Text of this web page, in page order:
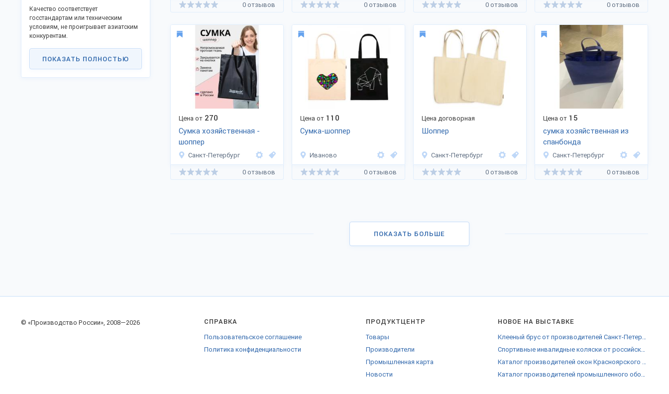
0 отзывов 0 отзывов 0 отзывов 0 отзывов
Цена от 270
Сумка хозяйственная -
шоппер
Санкт-Петербург
0 отзывов
Цена от 110
Сумка-шоппер
Иваново
0 отзывов
Цена договорная
Шоппер
Санкт-Петербург
0 отзывов
Цена от 15
сумка хозяйственная из
спанбонда
Санкт-Петербург
0 отзывов
ПОКАЗАТЬ БОЛЬШЕ
Качество соответствует
госстандартам или техническим
условиям, не проигрывает азиатским
конкурентам.
Станьте дилером или оптовым
партнёром в своём крае. Поддержите
программу импортозамещения и
модернизации промышленности РФ и
ПОКАЗАТЬ ПОЛНОСТЬЮ
© «Производство России», 2008—2026 СПРАВКА
Пользовательское соглашение
Политика конфиденциальности
ПРОДУКТЦЕНТР
Товары
Производители
Промышленная карта
Новости
НОВОЕ НА ВЫСТАВКЕ
Клееный брус от производителей Санкт-Петербурга
Спортивные инвалидные коляски от российских производителей
Каталог производителей окон Красноярского края
Каталог производителей промышленного оборудования Острова